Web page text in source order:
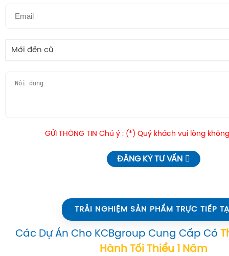
Mới đến cũ
GỬI THÔNG TIN Chú ý : (*) Quý khách vui lòng
ĐĂNG KÝ TƯ VẤN
TRẢI NGHIỆM SẢN PHẨM TRỰC TIẾP
Các Dự Án Cho KCBgroup Cung Cấp Có
Hành Tối Thiểu 1 Năm